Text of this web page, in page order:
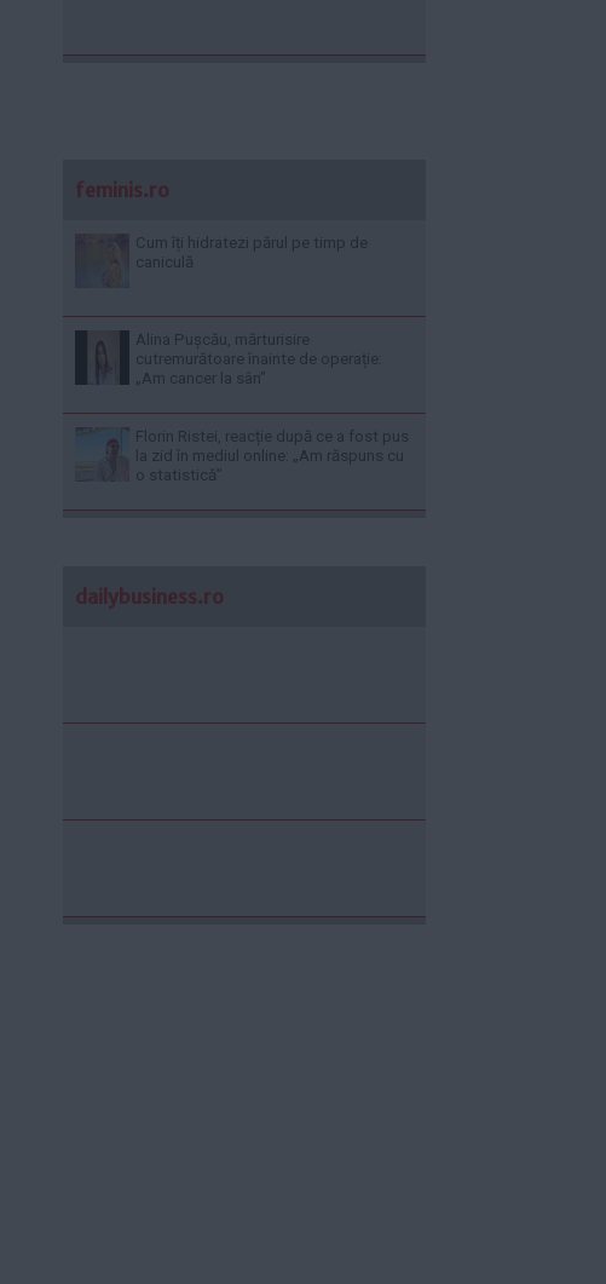
feminis.ro
Cum îți hidratezi părul pe timp de
caniculă
Alina Pușcău, mărturisire
cutremurătoare înainte de operație:
„Am cancer la sân”
Florin Ristei, reacție după ce a fost pus
la zid în mediul online: „Am răspuns cu
o statistică”
dailybusiness.ro